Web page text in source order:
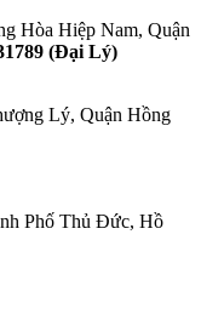
Hòa Hiệp Nam, Quận
(Đại Lý)
Lý, Quận Hồng
Phố Thủ Đức, Hồ